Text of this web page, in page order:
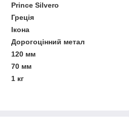
Prince Silvero
Греція
Ікона
Дорогоцінний метал
120 мм
70 мм
1 кг